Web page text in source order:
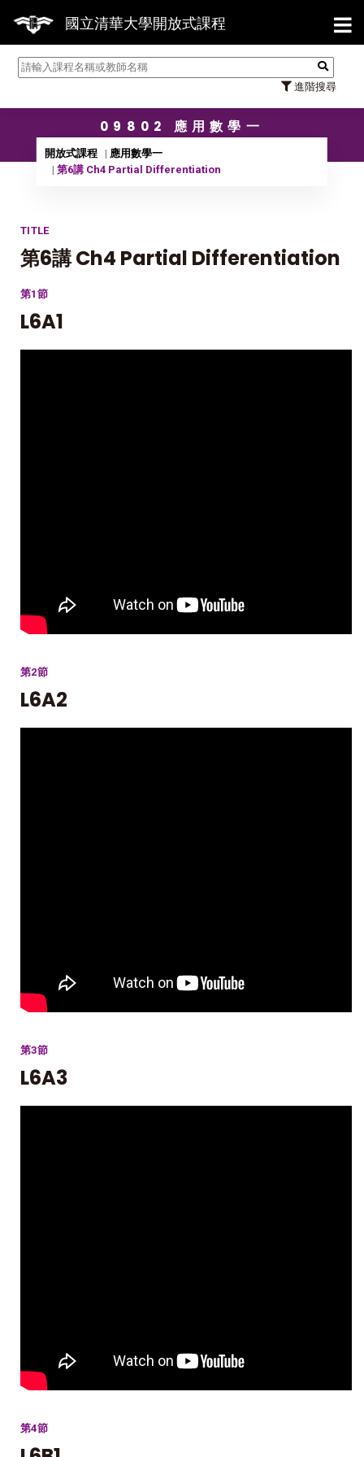
國立清華大學開放式課程
進階搜尋
【7/31】114學年度第2
09802 應用數學一
開放式課程
應用數學一
第6講 Ch4 Partial Differentiation
TITLE
第6講 Ch4 Partial Differentiation
第1節
L6A1
第2節
L6A2
第3節
L6A3
第4節